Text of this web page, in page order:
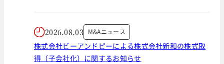
2026.08.03 M&Aニュース
株式会社ビーアンドピーによる株式会社新和の株式取
得（子会社化）に関するお知らせ